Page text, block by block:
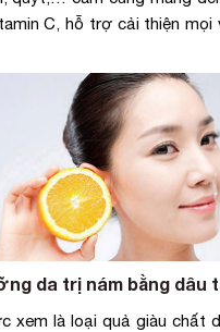
C, hỗ trợ cải thiện mọi
da trị nám bằng dâu
xem là loại quả giàu chất